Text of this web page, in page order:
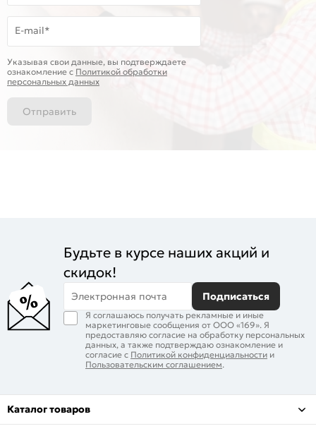
E-mail*
Указывая свои данные, вы подтверждаете
ознакомление c Политикой обработки
персональных данных
Отправить
Будьте в курсе наших акций и
скидок!
Электронная почта Подписаться
Я соглашаюсь получать рекламные и иные
маркетинговые сообщения от ООО «169». Я
предоставляю согласие на обработку персональных
данных, а также подтверждаю ознакомление и
согласие с Политикой конфиденциальности и
Пользовательским соглашением.
Каталог товаров